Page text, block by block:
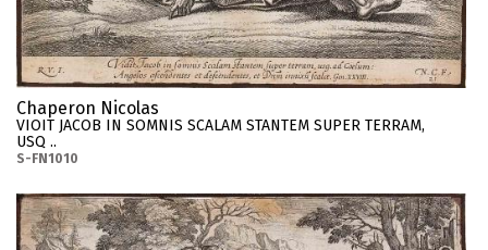
Chaperon Nicolas
VIOIT JACOB IN SOMNIS SCALAM STANTEM SUPER TERRAM,
USQ ..
S-FN1010